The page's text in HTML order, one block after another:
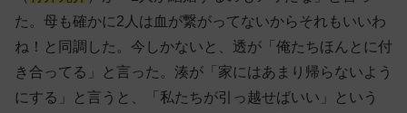
た。母も確かに2人は血が繋がってないからそれもいいわ
ね！と同調した。今しかないと、透が「俺たちほんとに付
き合ってる」と言った。湊が「家にはあまり帰らないよう
にする」と言うと、「私たちが引っ越せばいい」という